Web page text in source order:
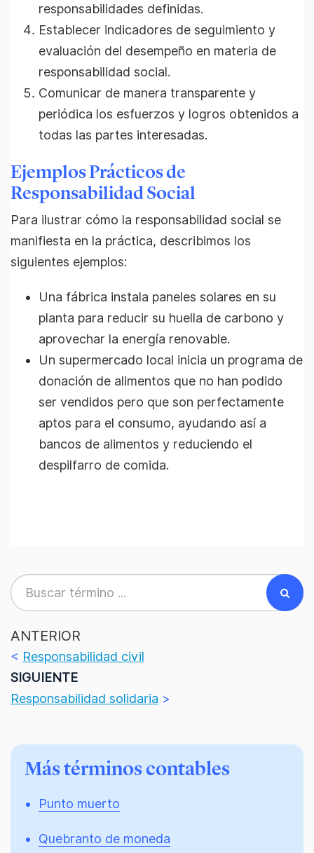
responsabilidades definidas.
Establecer indicadores de seguimiento y
evaluación del desempeño en materia de
responsabilidad social.
Comunicar de manera transparente y
periódica los esfuerzos y logros obtenidos a
todas las partes interesadas.
Ejemplos Prácticos de
Responsabilidad Social
Para ilustrar cómo la responsabilidad social se
manifiesta en la práctica, describimos los
siguientes ejemplos:
Una fábrica instala paneles solares en su
planta para reducir su huella de carbono y
aprovechar la energía renovable.
Un supermercado local inicia un programa de
donación de alimentos que no han podido
ser vendidos pero que son perfectamente
aptos para el consumo, ayudando así a
bancos de alimentos y reduciendo el
despilfarro de comida.
ANTERIOR
< Responsabilidad civil
SIGUIENTE
Responsabilidad solidaria >
Más términos contables
Punto muerto
Quebranto de moneda